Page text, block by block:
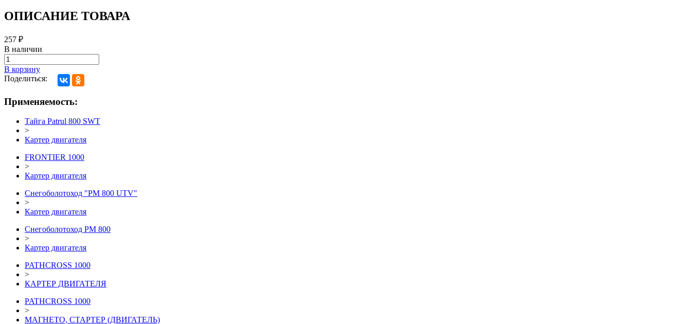
ОПИСАНИЕ ТОВАРА
257 ₽
В наличии
В корзину
Поделиться:
Применяемость:
Тайга Patrul 800 SWT
>
Картер двигателя
FRONTIER 1000
>
Картер двигателя
Снегоболотоход "РМ 800 UTV"
>
Картер двигателя
Снегоболотоход РМ 800
>
Картер двигателя
PATHCROSS 1000
>
КАРТЕР ДВИГАТЕЛЯ
PATHCROSS 1000
>
МАГНЕТО, СТАРТЕР (ДВИГАТЕЛЬ)